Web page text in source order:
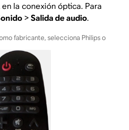
la conexión óptica. Para
>Salida de audio.
fabricante, selecciona Philips o